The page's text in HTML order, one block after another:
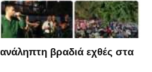
βραδιά εχθές στα